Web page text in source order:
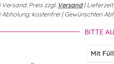
Versand: Preis zzgl. Versand|
Abholung: kostenfrei | Gewünschten
BITTE
Mit